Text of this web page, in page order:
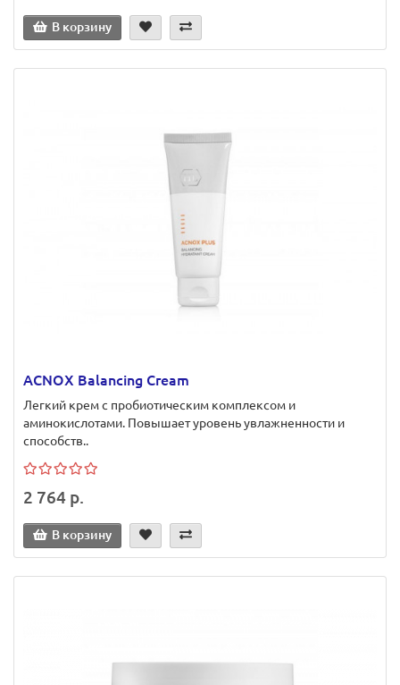
В корзину
ACNOX Balancing Сream
Легкий крем с пробиотическим комплексом и
аминокислотами. Повышает уровень увлажненности и
способств..
2 764 р.
В корзину